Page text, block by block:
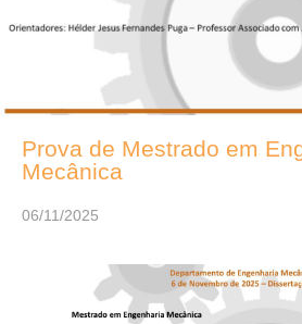
Prova de Mestrado em
Mecânica
06/11/2025